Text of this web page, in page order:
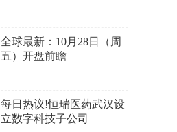
全球最新：10月28日（周
五）开盘前瞻
每日热议!恒瑞医药武汉设
立数字科技子公司